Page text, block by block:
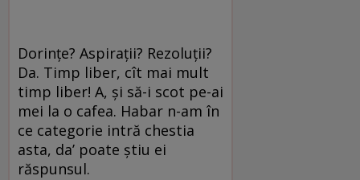
Dorințe? Aspirații? Rezoluții?
Da. Timp liber, cît mai mult
timp liber! A, și să-i scot pe-ai
mei la o cafea. Habar n-am în
ce categorie intră chestia
asta, da’ poate știu ei
răspunsul.